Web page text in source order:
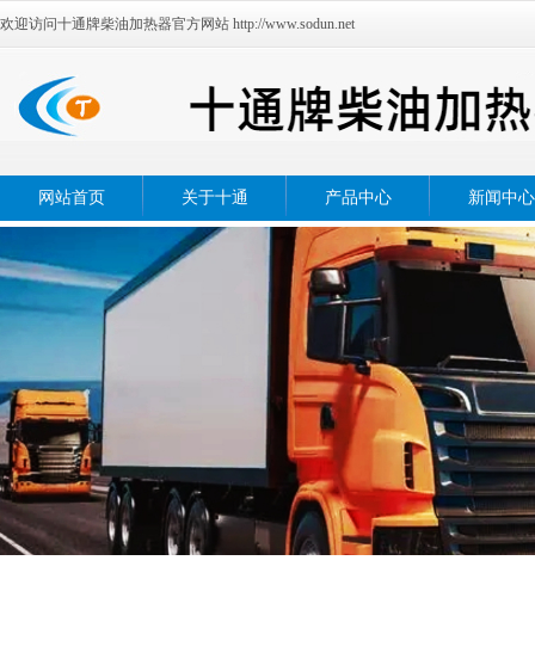
欢迎访问十通牌柴油加热器官方网站 http://www.sodun.net
网站首页 关于十通 产品中心 新闻中心